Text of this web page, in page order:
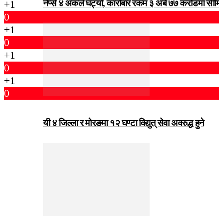
नेप्से ४ अंकले घट्यो, कारोबार रकम ३ अर्ब ७७ करोडमा
यी ४ जिल्ला र मोरङमा १२ घण्टा विद्युत् सेवा अवरुद्ध हुने
+1
0
+1
0
+1
0
+1
0